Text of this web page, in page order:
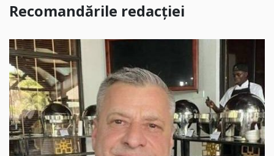
Recomandările redacției